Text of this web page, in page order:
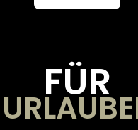
FÜR